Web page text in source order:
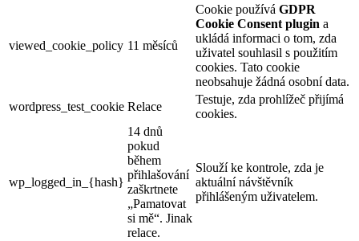
viewed_cookie_policy 11 měsíců
Cookie používá GDPR
Cookie Consent plugin a
ukládá informaci o tom, zda
uživatel souhlasil s použitím
cookies. Tato cookie
neobsahuje žádná osobní data.
wordpress_test_cookie Relace
Testuje, zda prohlížeč přijímá
cookies.
wp_logged_in_{hash}
14 dnů
pokud
během
přihlašování
zaškrtnete
„Pamatovat
si mě“. Jinak
relace.
Slouží ke kontrole, zda je
aktuální návštěvník
přihlášeným uživatelem.